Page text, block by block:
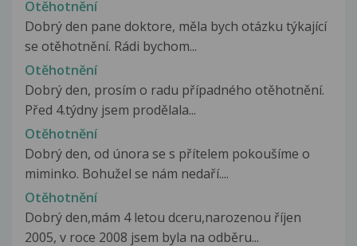
Otěhotnění
Dobrý den pane doktore, měla bych otázku týkající
se otěhotnění. Rádi bychom...
Otěhotnění
Dobrý den, prosím o radu případného otěhotnění.
Před 4.týdny jsem prodělala...
Otěhotnění
Dobrý den, od února se s přítelem pokoušíme o
miminko. Bohužel se nám nedaří....
Otěhotnění
Dobrý den,mám 4 letou dceru,narozenou říjen
2005, v roce 2008 jsem byla na odběru...